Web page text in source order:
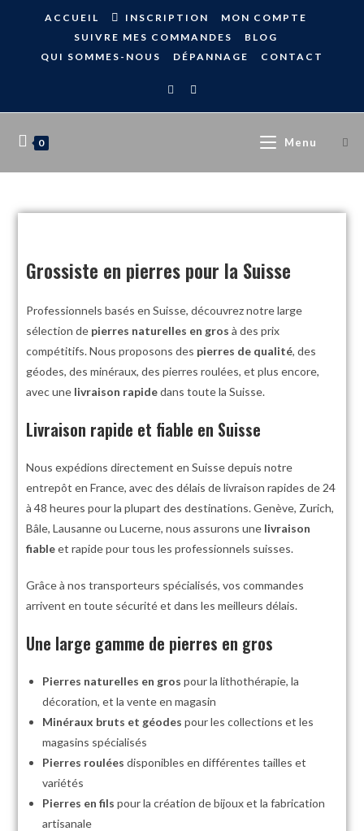
ACCUEIL INSCRIPTION
MON COMPTE
SUIVRE MES COMMANDES
BLOG
QUI SOMMES-NOUS
DÉPANNAGE CONTACT
0 Menu
Grossiste en pierres pour la Suisse
Professionnels basés en Suisse, découvrez notre large
sélection de pierres naturelles en gros à des prix
compétitifs. Nous proposons des pierres de qualité, des
géodes, des minéraux, des pierres roulées, et plus encore,
avec une livraison rapidedans toute la Suisse.
Livraison rapide et fiable en Suisse
Nous expédions directement en Suisse depuis notre
entrepôt en France, avec des délais de livraison rapides de 24
à 48 heures pour la plupart des destinations. Genève, Zurich,
Bâle, Lausanne ou Lucerne, nous assurons une livraison
fiableet rapide pour tous les professionnels suisses.
Grâce à nos transporteurs spécialisés, vos commandes
arrivent en toute sécurité et dans les meilleurs délais.
Une large gamme de pierres en gros
Pierres naturelles en gros pour la lithothérapie, la
décoration, et la vente en magasin
Minéraux bruts et géodes pour les collections et les
magasins spécialisés
Pierres roulées disponibles en différentes tailles et
variétés
Pierres en fils pour la création de bijoux et la fabrication
artisanale